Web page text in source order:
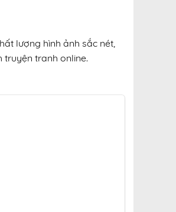
lượng hình ảnh sắc nét,
truyện tranh online.